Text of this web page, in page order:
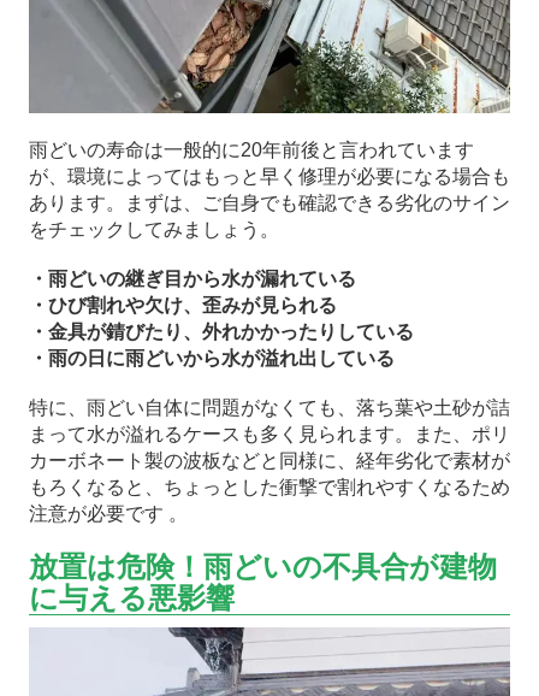
雨どいの寿命は一般的に20年前後と言われています
が、環境によってはもっと早く修理が必要になる場合も
あります。まずは、ご自身でも確認できる劣化のサイン
をチェックしてみましょう。
・雨どいの継ぎ目から水が漏れている
・ひび割れや欠け、歪みが見られる
・金具が錆びたり、外れかかったりしている
・雨の日に雨どいから水が溢れ出している
特に、雨どい自体に問題がなくても、落ち葉や土砂が詰
まって水が溢れるケースも多く見られます。また、ポリ
カーボネート製の波板などと同様に、経年劣化で素材が
もろくなると、ちょっとした衝撃で割れやすくなるため
注意が必要です 。
放置は危険！雨どいの不具合が建物
に与える悪影響